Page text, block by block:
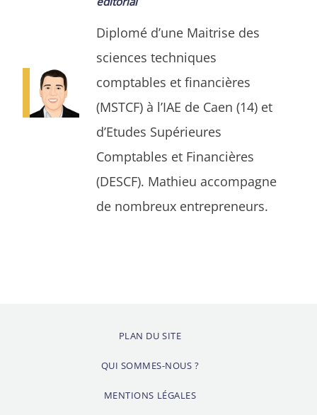
Diplomé d’une Maitrise des
sciences techniques
comptables et financières
(MSTCF) à l’IAE de Caen (14) et
d’Etudes Supérieures
Comptables et Financières
(DESCF). Mathieu accompagne
de nombreux entrepreneurs.
PLAN DU SITE
QUI SOMMES-NOUS ?
MENTIONS LÉGALES